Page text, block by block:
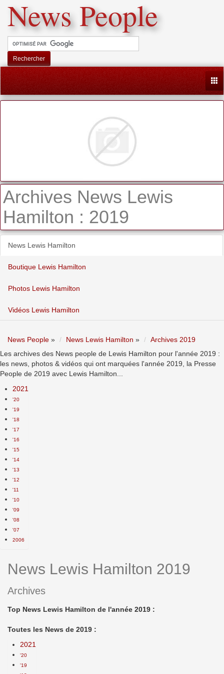
News People
Rechercher
Archives News Lewis
Hamilton : 2019
News Lewis Hamilton
Boutique Lewis Hamilton
Photos Lewis Hamilton
Vidéos Lewis Hamilton
News People » News Lewis Hamilton »
Archives 2019
Les archives des News people de Lewis Hamilton pour l'année 2019 :
les news, photos & vidéos qui ont marquées l'année 2019, la Presse
People de 2019 avec Lewis Hamilton...
2021
'20
'19
'18
'17
'16
'15
'14
'13
'12
'11
'10
'09
'08
'07
2006
News Lewis Hamilton 2019
Archives
Top News Lewis Hamilton de l'année 2019 :
Toutes les News de 2019 :
2021
'20
'19